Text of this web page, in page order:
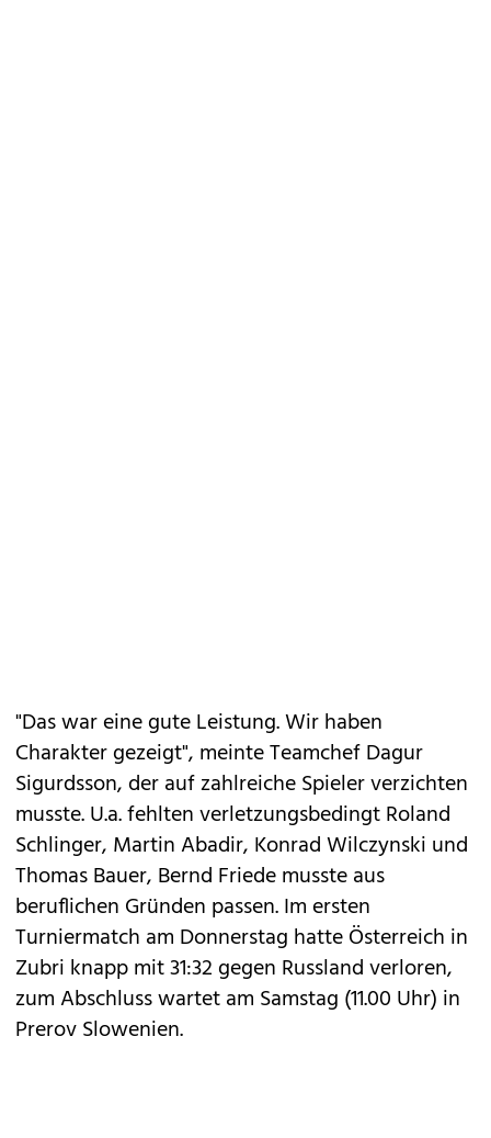
"Das war eine gute Leistung. Wir haben
Charakter gezeigt", meinte Teamchef Dagur
Sigurdsson, der auf zahlreiche Spieler verzichten
musste. U.a. fehlten verletzungsbedingt Roland
Schlinger, Martin Abadir, Konrad Wilczynski und
Thomas Bauer, Bernd Friede musste aus
beruflichen Gründen passen. Im ersten
Turniermatch am Donnerstag hatte Österreich in
Zubri knapp mit 31:32 gegen Russland verloren,
zum Abschluss wartet am Samstag (11.00 Uhr) in
Prerov Slowenien.